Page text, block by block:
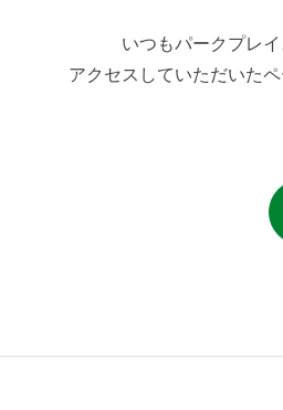
いつもパークプレ
アクセスしていただいた